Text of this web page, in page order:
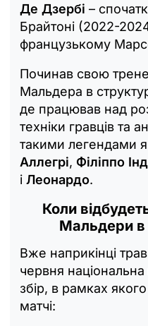
Де Дзербі –
Брайтоні (2022-
французькому
Починав свою
Мальдера в
де працював над
техніки гравців та
такими легендами
Аллегрі, Філіппо
і Леонардо.
Коли
Мальдери в
Вже наприкінці
червня
збір, в рамках
матчі: